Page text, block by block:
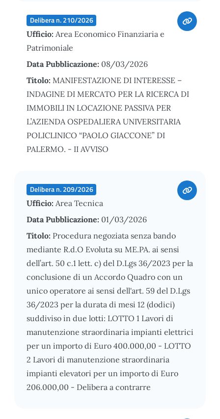
Delibera n. 210/2026
Ufficio: Area Economico Finanziaria e
Patrimoniale
Data Pubblicazione: 08/03/2026
Titolo: MANIFESTAZIONE DI INTERESSE –
INDAGINE DI MERCATO PER LA RICERCA DI
IMMOBILI IN LOCAZIONE PASSIVA PER
L’AZIENDA OSPEDALIERA UNIVERSITARIA
POLICLINICO “PAOLO GIACCONE” DI
PALERMO. - II AVVISO
Delibera n. 209/2026
Ufficio: Area Tecnica
Data Pubblicazione: 01/03/2026
Titolo: Procedura negoziata senza bando
mediante R.d.O Evoluta su ME.PA. ai sensi
dell’art. 50 c.1 lett. c) del D.Lgs 36/2023 per la
conclusione di un Accordo Quadro con un
unico operatore ai sensi dell'art. 59 del D.Lgs
36/2023 per la durata di mesi 12 (dodici)
suddiviso in due lotti: LOTTO 1 Lavori di
manutenzione straordinaria impianti elettrici
per un importo di Euro 400.000,00 - LOTTO
2 Lavori di manutenzione straordinaria
impianti elevatori per un importo di Euro
206.000,00 - Delibera a contrarre